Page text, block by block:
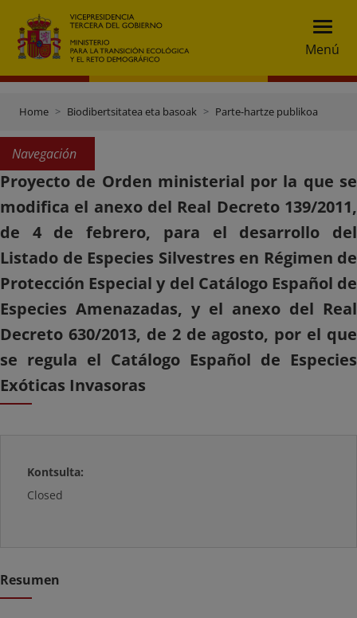
Menú
Home Biodibertsitatea eta basoak Parte-hartze publikoa
Navegación
Proyecto de Orden ministerial por la que se
modifica el anexo del Real Decreto 139/2011,
de 4 de febrero, para el desarrollo del
Listado de Especies Silvestres en Régimen de
Protección Especial y del Catálogo Español de
Especies Amenazadas, y el anexo del Real
Decreto 630/2013, de 2 de agosto, por el que
se regula el Catálogo Español de Especies
Exóticas Invasoras
Kontsulta:
Closed
Resumen